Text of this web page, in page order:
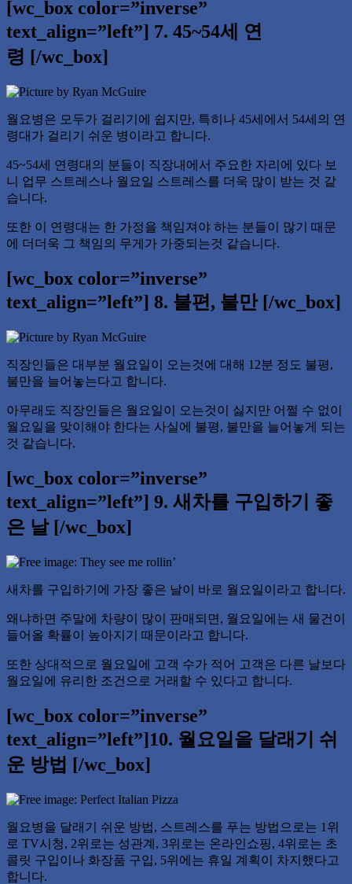
[wc_box color=”inverse”
text_align=”left”] 7. 45~54세 연
령 [/wc_box]
월요병은 모두가 걸리기에 쉽지만, 특히나 45세에서 54세의 연
령대가 걸리기 쉬운 병이라고 합니다.
45~54세 연령대의 분들이 직장내에서 주요한 자리에 있다 보
니 업무 스트레스나 월요일 스트레스를 더욱 많이 받는 것 같
습니다.
또한 이 연령대는 한 가정을 책임져야 하는 분들이 많기 때문
에 더더욱 그 책임의 무게가 가중되는것 같습니다.
[wc_box color=”inverse”
text_align=”left”] 8. 불편, 불만 [/wc_box]
직장인들은 대부분 월요일이 오는것에 대해 12분 정도 불평,
불만을 늘어놓는다고 합니다.
아무래도 직장인들은 월요일이 오는것이 싫지만 어쩔 수 없이
월요일을 맞이해야 한다는 사실에 불평, 불만을 늘어놓게 되는
것 같습니다.
[wc_box color=”inverse”
text_align=”left”] 9. 새차를 구입하기 좋
은 날 [/wc_box]
새차를 구입하기에 가장 좋은 날이 바로 월요일이라고 합니다.
왜냐하면 주말에 차량이 많이 판매되면, 월요일에는 새 물건이
들어올 확률이 높아지기 때문이라고 합니다.
또한 상대적으로 월요일에 고객 수가 적어 고객은 다른 날보다
월요일에 유리한 조건으로 거래할 수 있다고 합니다.
[wc_box color=”inverse”
text_align=”left”]10. 월요일을 달래기 쉬
운 방법 [/wc_box]
월요병을 달래기 쉬운 방법, 스트레스를 푸는 방법으로는 1위
로 TV시청, 2위로는 성관계, 3위로는 온라인쇼핑, 4위로는 초
콜릿 구입이나 화장품 구입, 5위에는 휴일 계획이 차지했다고
합니다.